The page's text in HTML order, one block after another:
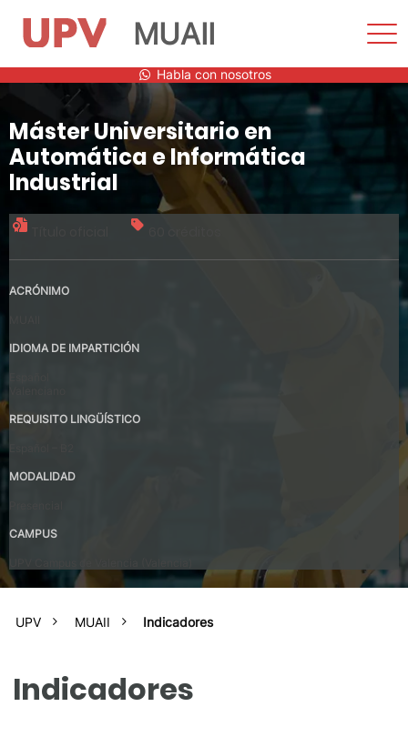
contenido
MUAII
Habla con nosotros
Máster Universitario en
Automática e Informática
Industrial
ACRÓNIMO
IDIOMA DE IMPARTICIÓN
REQUISITO LINGÜÍSTICO
MODALIDAD
CAMPUS
UPV MUAII Indicadores
Indicadores